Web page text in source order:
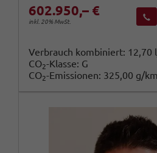
602.950,– €
inkl. 20% MwSt.
Verbrauch kombiniert: 12,70
CO2-Klasse: G
CO2-Emissionen: 325,00 g/km